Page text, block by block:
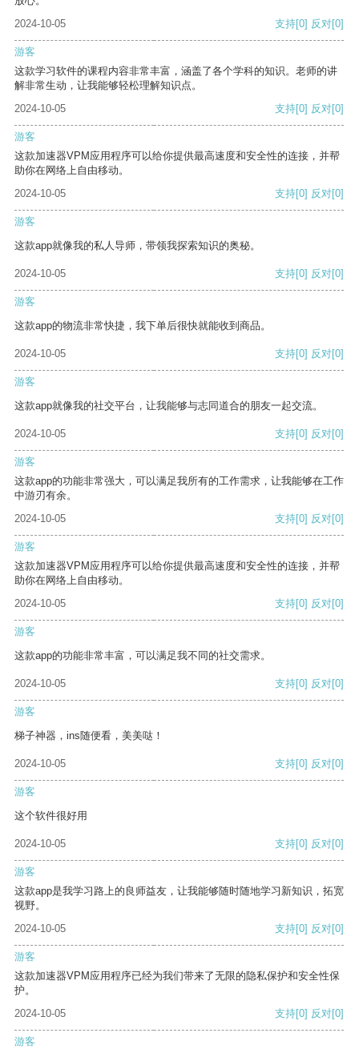
2024-10-05
支持[0] 反对[0]
游客
这款学习软件的课程内容非常丰富，涵盖了各个学科的知识。老师的讲
解非常生动，让我能够轻松理解知识点。
2024-10-05
支持[0] 反对[0]
游客
这款加速器VPM应用程序可以给你提供最高速度和安全性的连接，并帮
助你在网络上自由移动。
2024-10-05
支持[0] 反对[0]
游客
这款app就像我的私人导师，带领我探索知识的奥秘。
2024-10-05 支持[0] 反对[0]
游客
这款app的物流非常快捷，我下单后很快就能收到商品。
2024-10-05 支持[0] 反对[0]
游客
这款app就像我的社交平台，让我能够与志同道合的朋友一起交流。
2024-10-05 支持[0] 反对[0]
游客
这款app的功能非常强大，可以满足我所有的工作需求，让我能够在工作
中游刃有余。
2024-10-05
支持[0] 反对[0]
游客
这款加速器VPM应用程序可以给你提供最高速度和安全性的连接，并帮
助你在网络上自由移动。
2024-10-05
支持[0] 反对[0]
游客
这款app的功能非常丰富，可以满足我不同的社交需求。
2024-10-05 支持[0] 反对[0]
游客
梯子神器，ins随便看，美美哒！
2024-10-05 支持[0] 反对[0]
游客
这个软件很好用
2024-10-05 支持[0] 反对[0]
游客
这款app是我学习路上的良师益友，让我能够随时随地学习新知识，拓宽
视野。
2024-10-05
支持[0] 反对[0]
游客
这款加速器VPM应用程序已经为我们带来了无限的隐私保护和安全性保
护。
2024-10-05
支持[0] 反对[0]
游客